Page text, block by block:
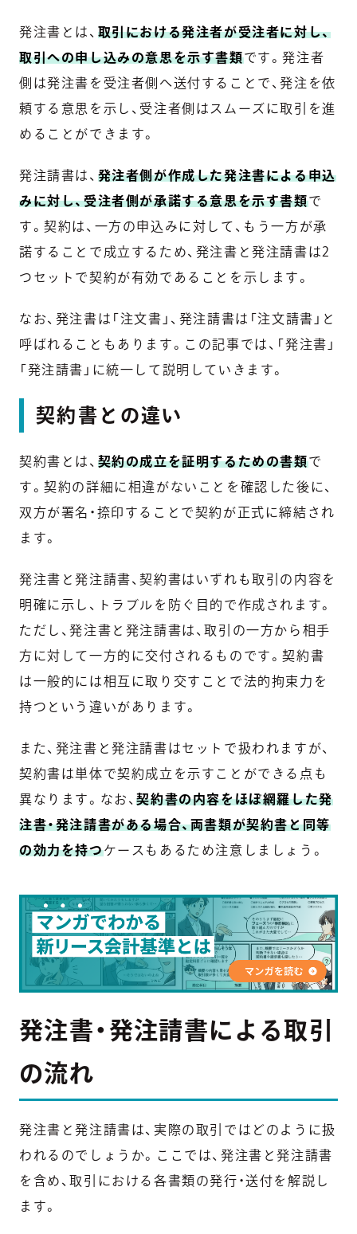
発注書とは、 取引における発注者が受注者に対し、
取引への申し込みの意思を示す書類です。発注者
側は発注書を受注者側へ送付することで、発注を依
頼する意思を示し、受注者側はスムーズに取引を進
めることができます。
発注請書は、 発注者側が作成した発注書による申込
みに対し、受注者側が承諾する意思を示す書類で
す。契約は、一方の申込みに対して、もう一方が承
諾することで成立するため、発注書と発注請書は2
つセットで契約が有効であることを示します。
なお、発注書は「注文書」、発注請書は「注文請書」と
呼ばれることもあります。この記事では、「発注書」
「発注請書」に統一して説明していきます。
契約書との違い
契約書とは、 契約の成立を証明するための書類で
す。契約の詳細に相違がないことを確認した後に、
双方が署名・捺印することで契約が正式に締結され
ます。
発注書と発注請書、契約書はいずれも取引の内容を
明確に示し、トラブルを防ぐ目的で作成されます。
ただし、発注書と発注請書は、取引の一方から相手
方に対して一方的に交付されるものです。契約書
は一般的には相互に取り交すことで法的拘束力を
持つという違いがあります。
また、発注書と発注請書はセットで扱われますが、
契約書は単体で契約成立を示すことができる点も
異なります。なお、契約書の内容をほぼ網羅した発
注書・発注請書がある場合、両書類が契約書と同等
の効力を持つケースもあるため注意しましょう。
発注書・発注請書による取引
の流れ
発注書と発注請書は、実際の取引ではどのように扱
われるのでしょうか。ここでは、発注書と発注請書
を含め、取引における各書類の発行・送付を解説し
ます。